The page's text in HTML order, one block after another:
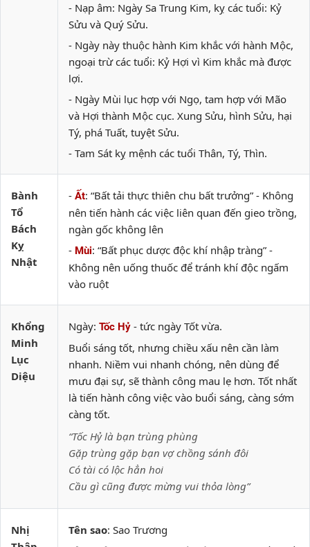
- Nạp âm: Ngày Sa Trung Kim, kỵ các tuổi: Kỷ
Sửu và Quý Sửu.
- Ngày này thuộc hành Kim khắc với hành Mộc,
ngoại trừ các tuổi: Kỷ Hợi vì Kim khắc mà được
lợi.
- Ngày Mùi lục hợp với Ngọ, tam hợp với Mão
và Hợi thành Mộc cục. Xung Sửu, hình Sửu, hại
Tý, phá Tuất, tuyệt Sửu.
- Tam Sát kỵ mệnh các tuổi Thân, Tý, Thìn.
Bành
Tổ
Bách
Kỵ
Nhật
- Ất: “Bất tải thực thiên chu bất trưởng” - Không
nên tiến hành các việc liên quan đến gieo trồng,
ngàn gốc không lên
- Mùi: “Bất phục dược độc khí nhập tràng” -
Không nên uống thuốc để tránh khí độc ngấm
vào ruột
Khổng
Minh
Lục
Diệu
Ngày: Tốc Hỷ - tức ngày Tốt vừa.
Buổi sáng tốt, nhưng chiều xấu nên cần làm
nhanh. Niềm vui nhanh chóng, nên dùng để
mưu đại sự, sẽ thành công mau lẹ hơn. Tốt nhất
là tiến hành công việc vào buổi sáng, càng sớm
càng tốt.
“Tốc Hỷ là bạn trùng phùng
Gặp trùng gặp bạn vợ chồng sánh đôi
Có tài có lộc hẳn hoi
Cầu gì cũng được mừng vui thỏa lòng”
Nhị
Tên sao: Sao Trương